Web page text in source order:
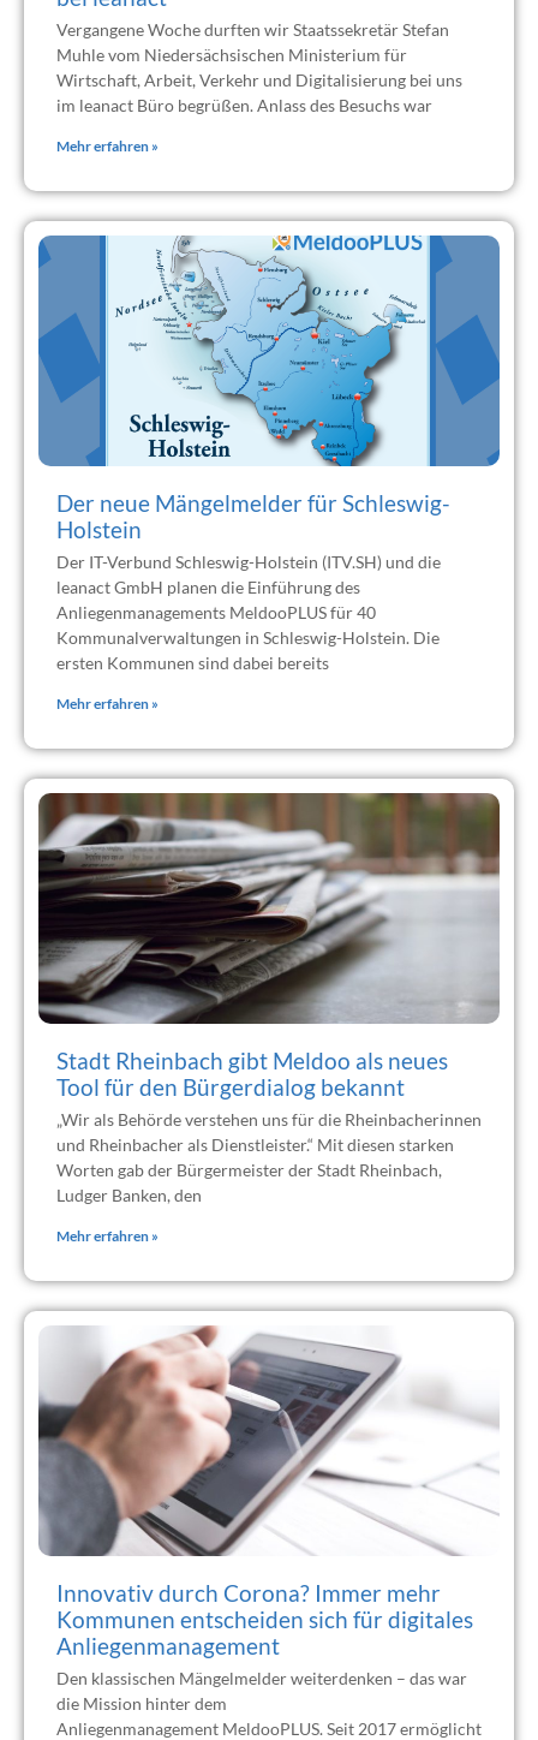
Vergangene Woche durften wir Staatssekretär Stefan
Muhle vom Niedersächsischen Ministerium für
Wirtschaft, Arbeit, Verkehr und Digitalisierung bei uns
im leanact Büro begrüßen. Anlass des Besuchs war
Mehr erfahren »
Der neue Mängelmelder für Schleswig-
Holstein
Der IT-Verbund Schleswig-Holstein (ITV.SH) und die
leanact GmbH planen die Einführung des
Anliegenmanagements MeldooPLUS für 40
Kommunalverwaltungen in Schleswig-Holstein. Die
ersten Kommunen sind dabei bereits
Mehr erfahren »
Stadt Rheinbach gibt Meldoo als neues
Tool für den Bürgerdialog bekannt
„Wir als Behörde verstehen uns für die Rheinbacherinnen
und Rheinbacher als Dienstleister.“ Mit diesen starken
Worten gab der Bürgermeister der Stadt Rheinbach,
Ludger Banken, den
Mehr erfahren »
Innovativ durch Corona? Immer mehr
Kommunen entscheiden sich für digitales
Anliegenmanagement
Den klassischen Mängelmelder weiterdenken – das war
die Mission hinter dem
Anliegenmanagement MeldooPLUS. Seit 2017 ermöglicht